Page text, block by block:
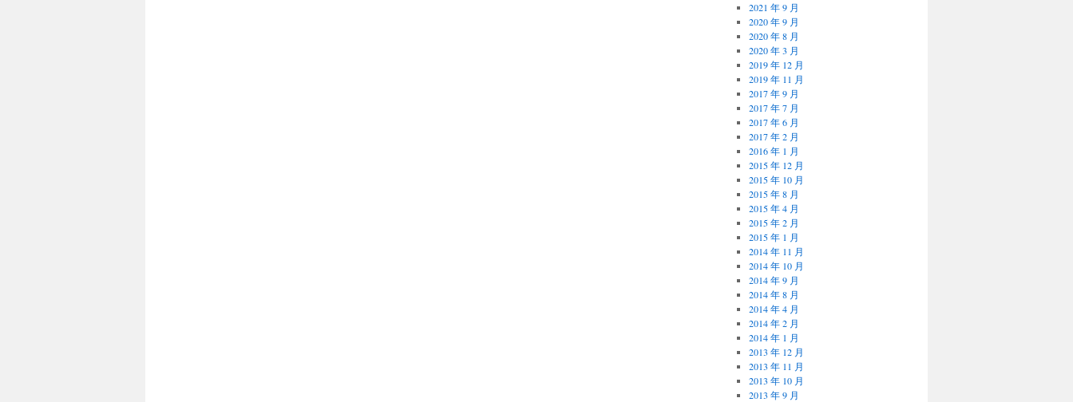
2021 年 9 月
2020 年 9 月
2020 年 8 月
2020 年 3 月
2019 年 12 月
2019 年 11 月
2017 年 9 月
2017 年 7 月
2017 年 6 月
2017 年 2 月
2016 年 1 月
2015 年 12 月
2015 年 10 月
2015 年 8 月
2015 年 4 月
2015 年 2 月
2015 年 1 月
2014 年 11 月
2014 年 10 月
2014 年 9 月
2014 年 8 月
2014 年 4 月
2014 年 2 月
2014 年 1 月
2013 年 12 月
2013 年 11 月
2013 年 10 月
2013 年 9 月